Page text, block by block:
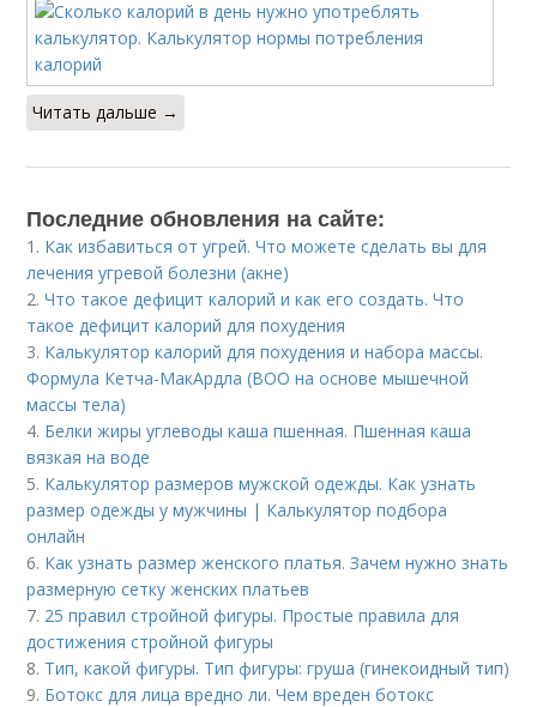
Читать дальше →
Последние обновления на сайте:
1. Как избавиться от угрей. Что можете сделать вы для
лечения угревой болезни (акне)
2.Что такое дефицит калорий и как его создать. Что
такое дефицит калорий для похудения
3. Калькулятор калорий для похудения и набора массы.
Формула Кетча-МакАрдла (ВОО на основе мышечной
массы тела)
4. Белки жиры углеводы каша пшенная. Пшенная каша
вязкая на воде
5. Калькулятор размеров мужской одежды. Как узнать
размер одежды у мужчины | Калькулятор подбора
онлайн
6. Как узнать размер женского платья. Зачем нужно знать
размерную сетку женских платьев
7. 25 правил стройной фигуры. Простые правила для
достижения стройной фигуры
8. Тип, какой фигуры. Тип фигуры: груша (гинекоидный тип)
9. Ботокс для лица вредно ли. Чем вреден ботокс